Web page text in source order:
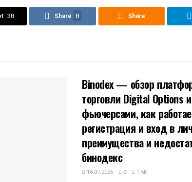
38 Share 8 Share
Binodex — обзор
торговли Digital Options
фьючерсами, как
регистрация и вход в
преимущества и
бинодекс
16.07.2026 0 1.5K